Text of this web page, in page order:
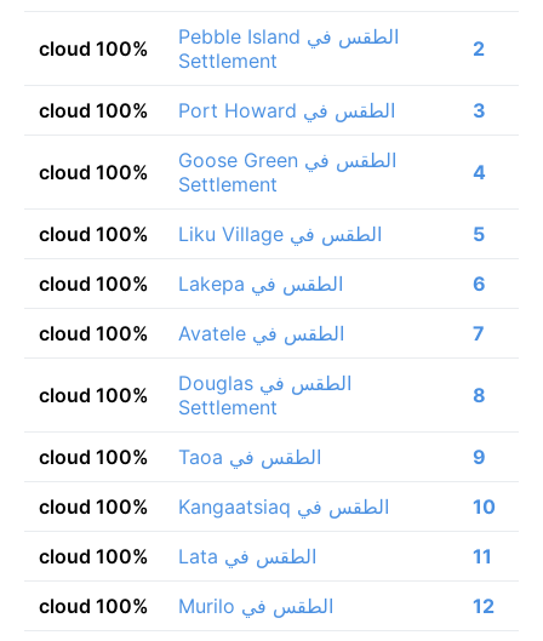
2
الطقس في Pebble Island
Settlement
100% cloud
3 الطقس في Port Howard 100% cloud
4
الطقس في Goose Green
Settlement
100% cloud
5 الطقس في Liku Village 100% cloud
6 الطقس في Lakepa 100% cloud
7 الطقس في Avatele 100% cloud
8
الطقس في Douglas
Settlement
100% cloud
9 الطقس في Taoa 100% cloud
10 الطقس في Kangaatsiaq 100% cloud
11 الطقس في Lata 100% cloud
12 الطقس في Murilo 100% cloud